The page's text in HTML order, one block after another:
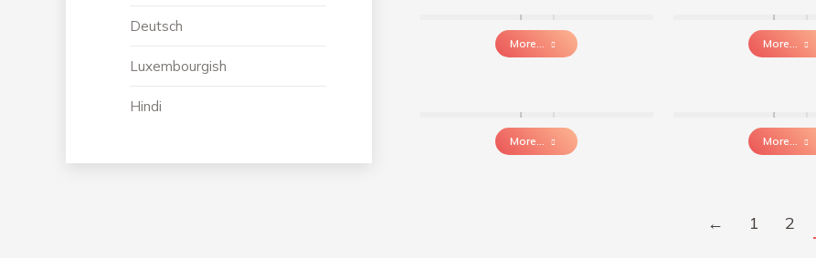
More... More...
More... More...
← 1 2
Deutsch
Luxembourgish
Hindi